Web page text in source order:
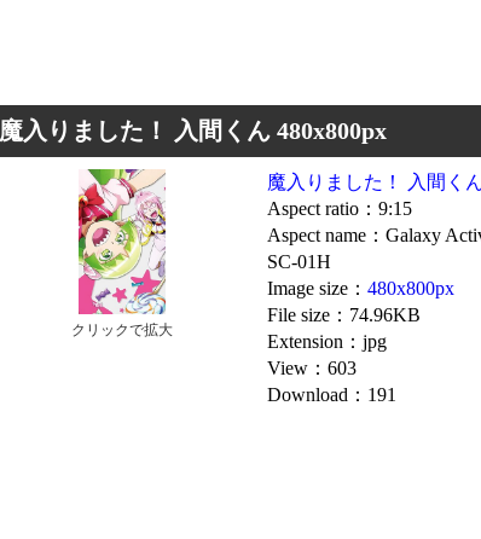
魔入りました！ 入間くん 480x800px
クリックで拡大
魔入りました！ 入間く
Aspect ratio：9:15
Aspect name：Galaxy
SC-01H
Image size： 480x800px
File size：74.96KB
Extension：jpg
View：603
Download：191